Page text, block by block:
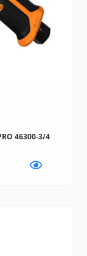
46300-3/4